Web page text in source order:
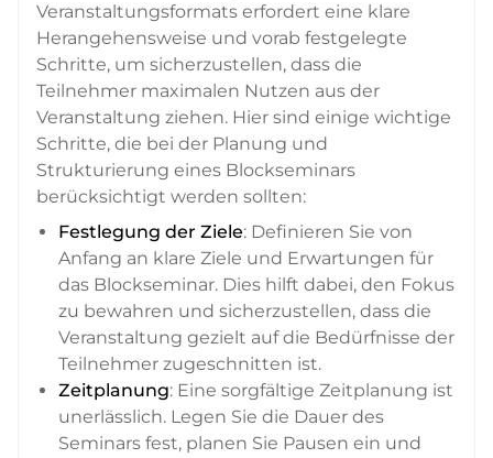
Veranstaltungsformats erfordert eine klare
Herangehensweise und vorab festgelegte
Schritte, um sicherzustellen, dass die
Teilnehmer maximalen Nutzen aus der
Veranstaltung ziehen. Hier sind einige wichtige
Schritte, die bei der Planung und
Strukturierung eines Blockseminars
berücksichtigt werden sollten:
Festlegung der Ziele: Definieren Sie von
Anfang an klare Ziele und Erwartungen für
das Blockseminar. Dies hilft dabei, den Fokus
zu bewahren und sicherzustellen, dass die
Veranstaltung gezielt auf die Bedürfnisse der
Teilnehmer zugeschnitten ist.
Zeitplanung: Eine sorgfältige Zeitplanung ist
unerlässlich. Legen Sie die Dauer des
Seminars fest, planen Sie Pausen ein und